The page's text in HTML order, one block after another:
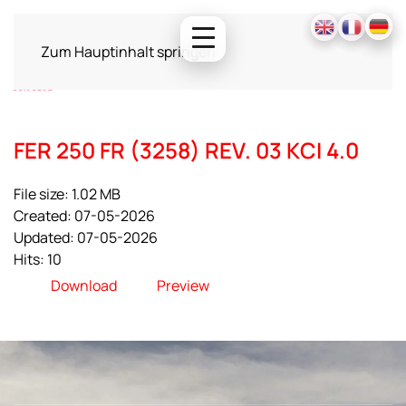
Zum Hauptinhalt springen
FER 250 FR (3258) REV. 03 KCI 4.0
File size: 1.02 MB
Created: 07-05-2026
Updated: 07-05-2026
Hits: 10
Download
Preview